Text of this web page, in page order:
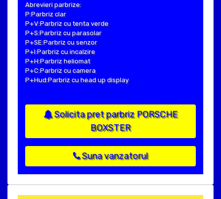
Abrevieri parbrize:
P:Parbriz clar
P+V:Parbriz cu tenta verde
P+S:Parbriz cu parasolar
P+SE:Parbriz cu senzor
P+I:Parbriz cu incalzire
P+H:Parbriz heliomat
P+C:Parbriz cu camera
P+Hud:Parbriz cu head up display
Solicita pret parbriz PORSCHE
BOXSTER
Suna vanzatorul